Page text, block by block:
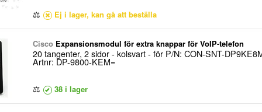
⚖ Ej i lager, kan gå att beställa
Cisco Expansionsmodul för extra knappar för VoIP-telefon
20 tangenter, 2 sidor - kolsvart - för P/N: CON-SNT-
Artnr: DP-9800-KEM=
⚖ 38 i lager